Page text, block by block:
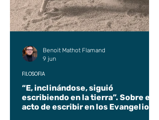
“E, inclinándose, siguió
escribiendo en la tierra”. Sobre el
acto de escribir en los Evangelios.
FILOSOFÍA
Benoit Mathot Flamand
9 jun